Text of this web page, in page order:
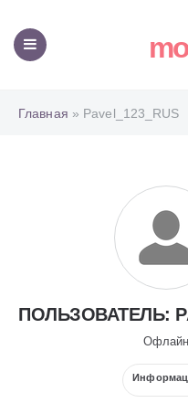
Главная » Pavel_123_RUS
ПОЛЬЗОВАТЕЛЬ:
Офлайн